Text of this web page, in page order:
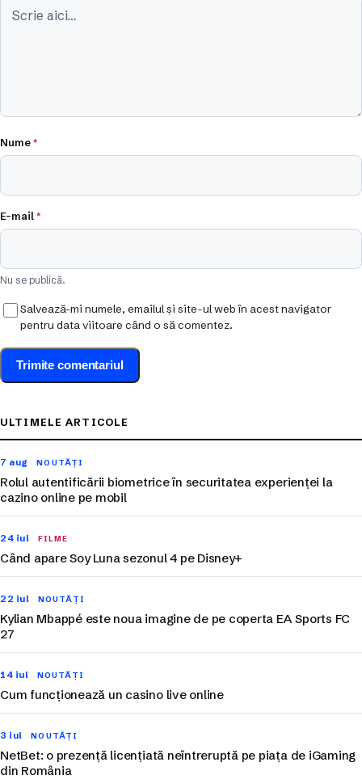
Nume*
E-mail*
Nu se publică.
Salvează-mi numele, emailul și site-ul web în acest navigator
pentru data viitoare când o să comentez.
ULTIMELE ARTICOLE
7 aug NOUTĂȚI
Rolul autentificării biometrice în securitatea experienței la
cazino online pe mobil
24 iul FILME
Când apare Soy Luna sezonul 4 pe Disney+
22 iul NOUTĂȚI
Kylian Mbappé este noua imagine de pe coperta EA Sports FC
27
14 iul NOUTĂȚI
Cum funcționează un casino live online
3 iul NOUTĂȚI
NetBet: o prezență licențiată neîntreruptă pe piața de iGaming
din România